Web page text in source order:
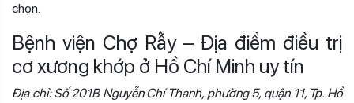
chọn.
Bệnh viện Chợ Rẫy – Địa điểm điều trị
cơ xương khớp ở Hồ Chí Minh uy tín
Địa chỉ: Số 201B Nguyễn Chí Thanh, phường 5, quận 11, Tp. Hồ